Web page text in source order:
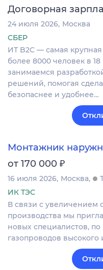
Договорная
24 июля 2026 Москва
СБЕР
ИТ B2C — самая
более 8000 человек в
занимаемся
решений, помогая
безопаснее и удобнее…
Монтажник
от 170 000 ₽
16 июля 2026 Москва
ИК ТЭС
В связи с увеличением
производства мы
новых специалистов,
газопроводов высокого